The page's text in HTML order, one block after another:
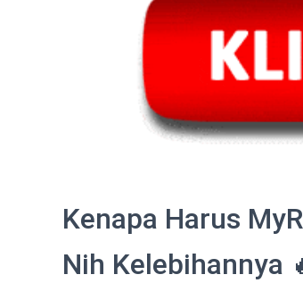
Kenapa Harus
Nih Kelebihannya